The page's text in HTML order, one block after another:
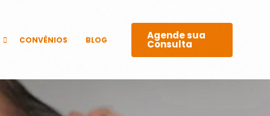
CONVÊNIOS BLOG Agende sua
Consulta